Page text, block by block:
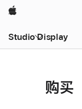
Apple
Studio Display
购买